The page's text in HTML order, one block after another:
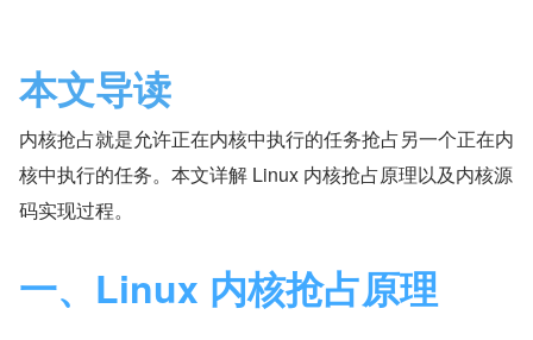
本文导读
内核抢占就是允许正在内核中执行的任务抢占另一个正在内
核中执行的任务。本文详解 Linux 内核抢占原理以及内核源
码实现过程。
一、Linux 内核抢占原理